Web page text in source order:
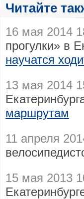
Читайте
16 мая 2014
прогулки» в
научатся
13 мая 2014
маршрутам
11 апреля
15 мая 2013